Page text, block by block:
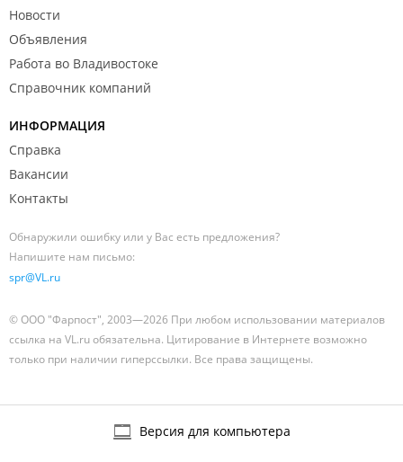
Новости
Объявления
Работа во Владивостоке
Справочник компаний
ИНФОРМАЦИЯ
Справка
Вакансии
Контакты
Обнаружили ошибку или у Вас есть предложения?
Напишите нам письмо:
spr@VL.ru
© ООО "Фарпост", 2003—2026 При любом использовании материалов
ссылка на VL.ru обязательна. Цитирование в Интернете возможно
только при наличии гиперссылки. Все права защищены.
Версия для компьютера